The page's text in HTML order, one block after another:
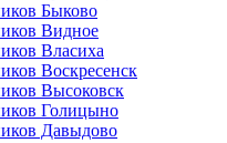
Быково
Видное
Власиха
Воскресенск
Высоковск
Голицыно
Давыдово